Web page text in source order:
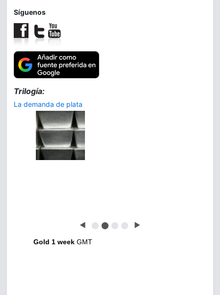
Síguenos
Trilogía:
La demanda de plata
◀ ⬤ ⬤ ⬤ ⬤ ▶
Gold 1 week GMT